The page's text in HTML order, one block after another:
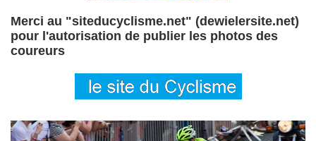
Merci au "siteducyclisme.net" (dewielersite.net)
pour l'autorisation de publier les photos des
coureurs